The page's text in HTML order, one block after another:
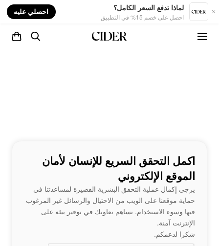
لماذا تدفع السعر الكامل؟
احصل على خصم 15% في التطبيق
احصلي عليه
اكمل التحقق السريع للإنسان لأمان
الموقع الإلكتروني
يرجى إكمال عملية التحقق البشرية القصيرة لمساعدتنا في
حماية موقعنا على الويب من الاحتيال والرسائل غير المرغوب
فيها وسوء الاستخدام. تساهم تعاونك في توفير بيئة على
الإنترنت آمنة.
شكرا لدعمكم.